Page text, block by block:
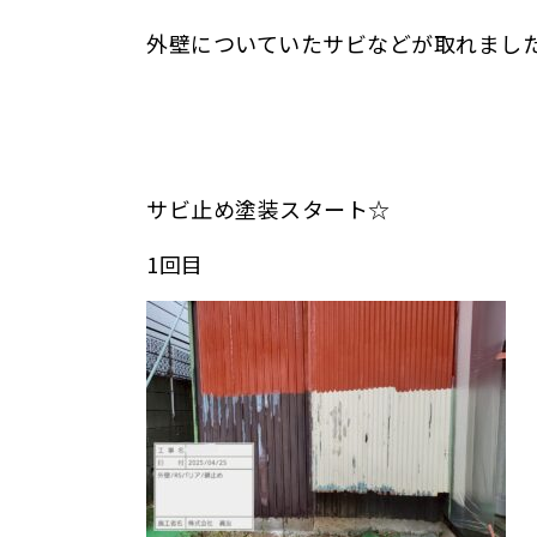
外壁についていたサビなどが取れまし
サビ止め塗装スタート☆
1回目